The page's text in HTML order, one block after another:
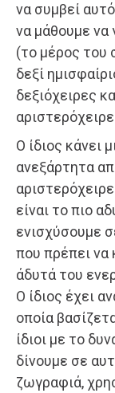
να συμβεί
να μάθουμε να
(το μέρος του
δεξί
δεξιόχειρες
Ο ίδιος κάνει
ανεξάρτητα
είναι το πιο
ενισχύσουμε
που πρέπει να
άδυτά του
Ο ίδιος έχει
οποία
ίδιοι με το
δίνουμε σε
ζωγραφιά,